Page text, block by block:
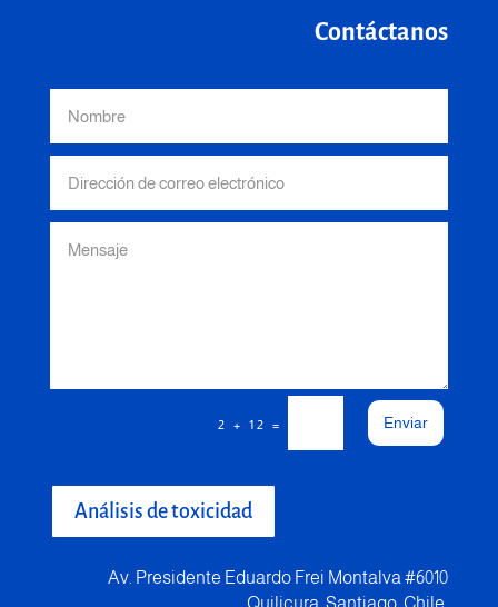
Contáctanos
2 + 12 = Enviar
Análisis de toxicidad
Av. Presidente Eduardo Frei Montalva #6010
Quilicura, Santiago, Chile.